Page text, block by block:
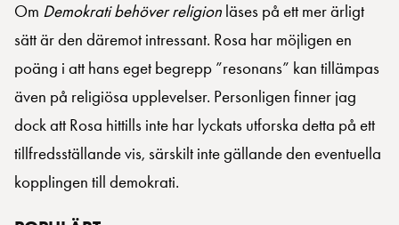
Om Demokrati behöver religion läses på ett mer ärligt
sätt är den däremot intressant. Rosa har möjligen en
poäng i att hans eget begrepp ”resonans” kan tillämpas
även på religiösa upplevelser. Personligen finner jag
dock att Rosa hittills inte har lyckats utforska detta på ett
tillfredsställande vis, särskilt inte gällande den eventuella
kopplingen till demokrati.